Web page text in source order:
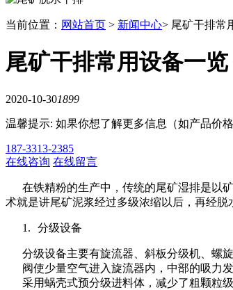
当前位置： 网站首页 > 新闻中心> 尾矿干排常
尾矿干排常用设备一览
2020-10-301899
温馨提示: 如果你想了解更多信息（如产品价
187-3313-2385
在线咨询 在线留言
在铁精粉的生产中，传统的尾矿湿排是以矿
术就是讲尾矿泥浆经过多级浓缩以后，再经
1. 分级设备
分级设备主要有旋流器、斜板分级机、螺
阀使少量空气进入旋流器内，中部的吸力
采用蜗壳式预分级进料体，减少了粗颗粒